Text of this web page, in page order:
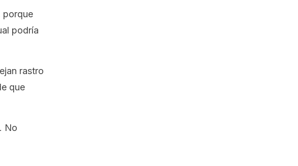
porque
podría
rastro
que
No